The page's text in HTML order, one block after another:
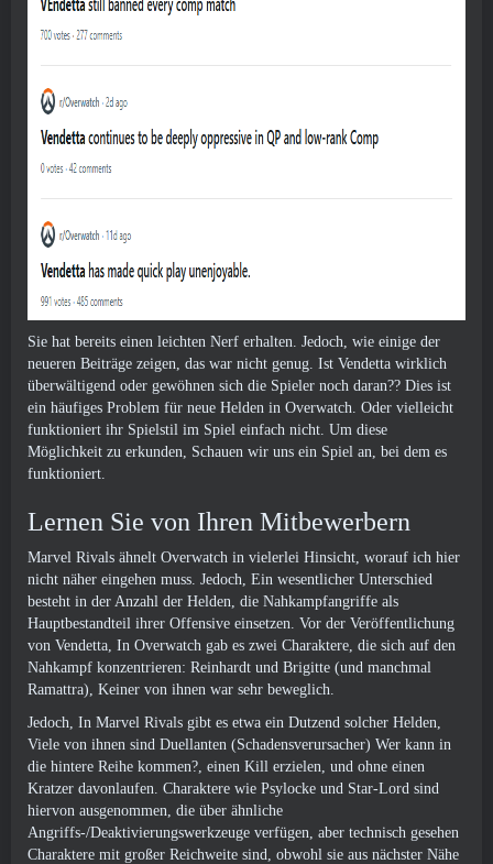
Sie hat bereits einen leichten Nerf erhalten. Jedoch, wie einige der
neueren Beiträge zeigen, das war nicht genug. Ist Vendetta wirklich
überwältigend oder gewöhnen sich die Spieler noch daran?? Dies ist
ein häufiges Problem für neue Helden in Overwatch. Oder vielleicht
funktioniert ihr Spielstil im Spiel einfach nicht. Um diese
Möglichkeit zu erkunden, Schauen wir uns ein Spiel an, bei dem es
funktioniert.
Lernen Sie von Ihren Mitbewerbern
Marvel Rivals ähnelt Overwatch in vielerlei Hinsicht, worauf ich hier
nicht näher eingehen muss. Jedoch, Ein wesentlicher Unterschied
besteht in der Anzahl der Helden, die Nahkampfangriffe als
Hauptbestandteil ihrer Offensive einsetzen. Vor der Veröffentlichung
von Vendetta, In Overwatch gab es zwei Charaktere, die sich auf den
Nahkampf konzentrieren: Reinhardt und Brigitte (und manchmal
Ramattra), Keiner von ihnen war sehr beweglich.
Jedoch, In Marvel Rivals gibt es etwa ein Dutzend solcher Helden,
Viele von ihnen sind Duellanten (Schadensverursacher) Wer kann in
die hintere Reihe kommen?, einen Kill erzielen, und ohne einen
Kratzer davonlaufen. Charaktere wie Psylocke und Star-Lord sind
hiervon ausgenommen, die über ähnliche
Angriffs-/Deaktivierungswerkzeuge verfügen, aber technisch gesehen
Charaktere mit großer Reichweite sind, obwohl sie aus nächster Nähe